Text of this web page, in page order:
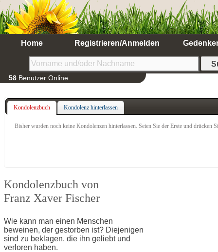
Home Registrieren/Anmelden
58 Benutzer Online
Kondolenzbuch Kondolenz hinterlassen
Bisher wurden noch keine Kondolenzen hinterlassen. Seien Sie der Erste und drücken
Kondolenzbuch von
Franz Xaver Fischer
Wie kann man einen Menschen
beweinen, der gestorben ist? Diejenigen
sind zu beklagen, die ihn geliebt und
verloren haben.